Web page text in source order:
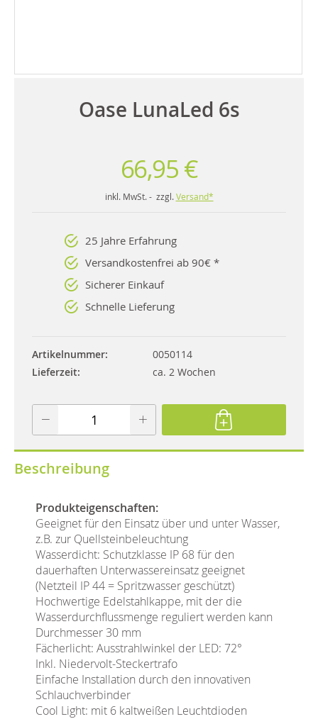
Oase LunaLed 6s
66,95 €
inkl. MwSt. - zzgl. Versand*
25 Jahre Erfahrung
Versandkostenfrei ab 90€ *
Sicherer Einkauf
Schnelle Lieferung
Artikelnummer
0050114
Lieferzeit
ca. 2 Wochen
Beschreibung
Produkteigenschaften:
Geeignet für den Einsatz über und unter Wasser,
z.B. zur Quellsteinbeleuchtung
Wasserdicht: Schutzklasse IP 68 für den
dauerhaften Unterwassereinsatz geeignet
(Netzteil IP 44 = Spritzwasser geschützt)
Hochwertige Edelstahlkappe, mit der die
Wasserdurchflussmenge reguliert werden kann
Durchmesser 30 mm
Fächerlicht: Ausstrahlwinkel der LED: 72°
Inkl. Niedervolt-Steckertrafo
Einfache Installation durch den innovativen
Schlauchverbinder
Cool Light: mit 6 kaltweißen Leuchtdioden